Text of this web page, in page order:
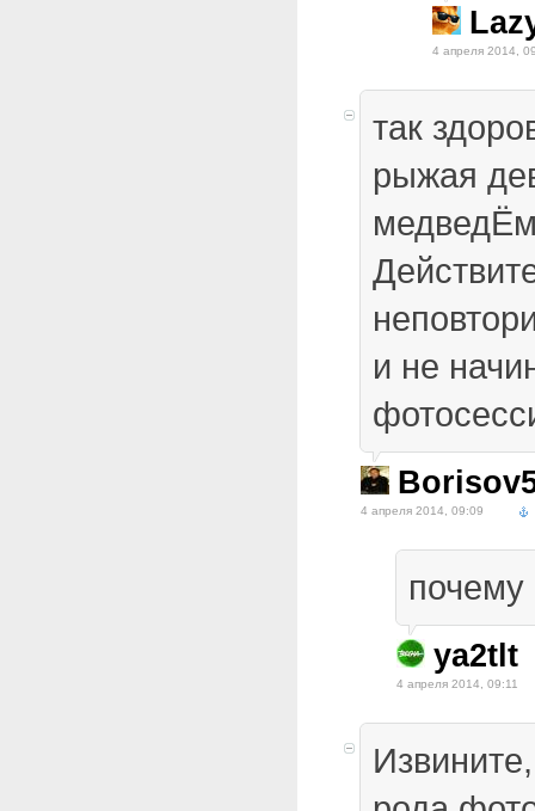
4 апреля 2014,
так
рыжая
и не
4 апреля 2014, 09:09
почему
ya2tlt
4 апреля 2014, 09:11